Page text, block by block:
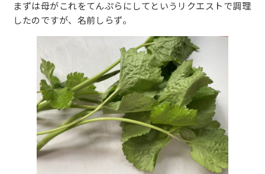
まずは母がこれをてんぷらにしてというリクエストで調理
したのですが、名前しらず。